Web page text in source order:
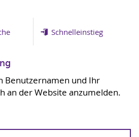
Schnelleinstieg
Benutzernamen und Ihr
an der Website anzumelden.